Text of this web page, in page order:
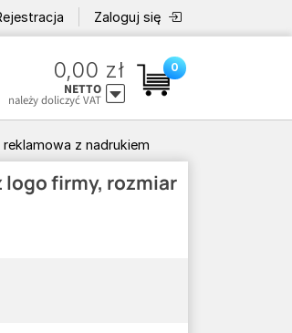
Zaloguj się
0,00 zł
NETTO
należy doliczyć VAT
0
reklamowa z nadrukiem
logo firmy, rozmiar